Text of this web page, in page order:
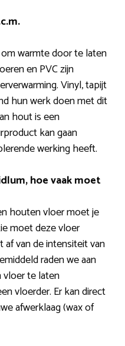
warmte door te laten
en PVC zijn
Vinyl, tapijt
hun werk doen met dit
hout is een
kan gaan
werking heeft.
hoe vaak moet
houten vloer moet je
moet deze vloer
van de intensiteit van
raden we aan
vloer te laten
vloerder. Er kan direct
afwerklaag (wax of